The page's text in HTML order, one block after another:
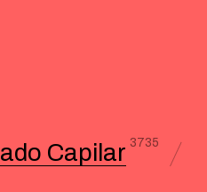
Capilar 3735